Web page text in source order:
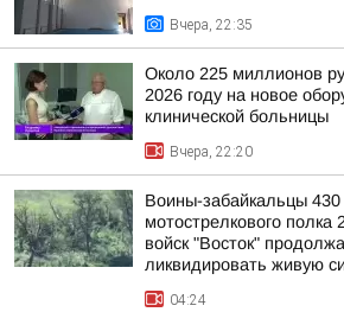
Вчера, 22:35
Около 225 миллионов
2026 году на новое
клинической больницы
Вчера, 22:20
Воины-забайкальцы 430
мотострелкового полка
войск "Восток"
ликвидировать живую
04:24